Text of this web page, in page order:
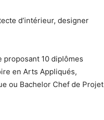
d’intérieur, designer
proposant 10 diplômes
en Arts Appliqués,
ou Bachelor Chef de Projet